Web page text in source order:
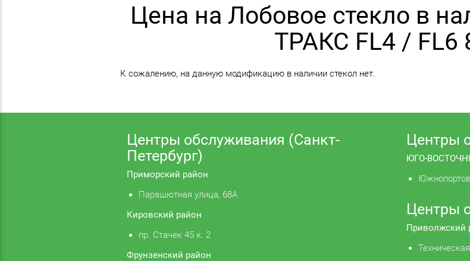
Цена на Лобовое стекло в
ТРАКС FL4 / FL6
К сожалению, на данную модификацию в наличии стекол нет.
Центры обслуживания (Санкт-
Петербург)
Приморский район
Парашютная улица, 68А
Кировский район
пр. Стачек 45 к. 2
Фрунзенский район
Центры
ЮГО-
Центры
Приволжский